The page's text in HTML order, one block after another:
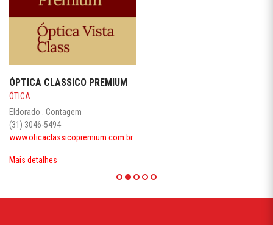
ÓPTICA CLASSICO PREMIUM
ÓTICA
Eldorado . Contagem
(31) 3046-5494
www.oticaclassicopremium.com.br
Mais detalhes